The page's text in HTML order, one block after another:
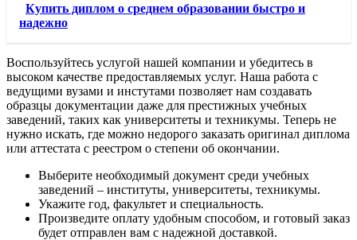
Купить диплом о среднем образовании быстро и
надежно
Воспользуйтесь услугой нашей компании и убедитесь в
высоком качестве предоставляемых услуг. Наша работа с
ведущими вузами и инстутами позволяет нам создавать
образцы документации даже для престижных учебных
заведений, таких как университеты и техникумы. Теперь не
нужно искать, где можно недорого заказать оригинал диплома
или аттестата с реестром о степени об окончании.
Выберите необходимый документ среди учебных
заведений – институты, университеты, техникумы.
Укажите год, факультет и специальность.
Произведите оплату удобным способом, и готовый заказ
будет отправлен вам с надежной доставкой.